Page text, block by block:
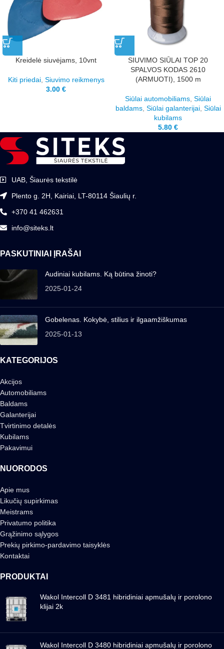
Kreidelė siuvėjams, 10vnt
Kiti priedai, Siuvimo reikmenys
3.00 €
SIUVIMO SIŪLAI TOP 20
SPALVOS KODAS 2610
(ARMUOTI), 1500 m
Siūlai automobiliams, Siūlai
baldams, Siūlai galanterijai, Siūlai
kubilams
5.80 €
UAB, Šiaurės tekstilė
Plento g. 2H, Kairiai, LT-80114 Šiaulių r.
+370 41 462631
info@siteks.lt
PASKUTINIAI ĮRAŠAI
Audiniai kubilams. Ką būtina žinoti?
2025-01-24
Gobelenas. Kokybė, stilius ir ilgaamžiškumas
2025-01-13
KATEGORIJOS
Akcijos
Automobiliams
Baldams
Galanterijai
Tvirtinimo detalės
Kubilams
Pakavimui
NUORODOS
Apie mus
Likučių supirkimas
Meistrams
Privatumo politika
Grąžinimo sąlygos
Prekių pirkimo-pardavimo taisyklės
Kontaktai
PRODUKTAI
Wakol Intercoll D 3481 hibridiniai apmušalų ir porolono
klijai 2k
Wakol Intercoll D 3480 hibridiniai apmušalų ir porolono